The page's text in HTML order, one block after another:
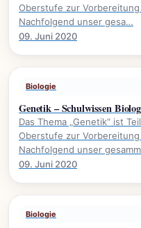
Oberstufe zur
Nachfolgend unser gesa…
09. Juni 2020
Biologie
Genetik – Schulwissen
Das Thema „Genetik“ ist
Oberstufe zur
Nachfolgend unser
09. Juni 2020
Biologie